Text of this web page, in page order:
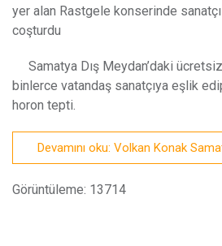
yer alan Rastgele konserinde
coşturdu
Samatya Dış Meydan’daki
binlerce vatandaş sanatçıya eşlik
horon tepti.
Devamını oku: Volkan Konak
Görüntüleme: 13714